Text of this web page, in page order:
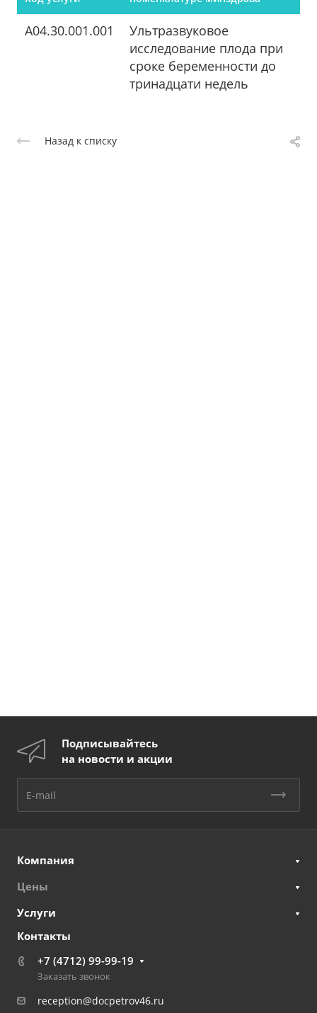
A04.30.001.001
Ультразвуковое
исследование плода при
сроке беременности до
тринадцати недель
Назад к списку
Подписывайтесь
на новости и акции
Компания
Цены
Услуги
Контакты
+7 (4712) 99-99-19
Заказать звонок
reception@docpetrov46.ru